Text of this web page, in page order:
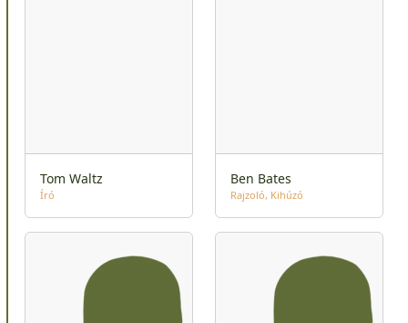
Tom Waltz
Író
Ben Bates
Rajzoló Kihúzó